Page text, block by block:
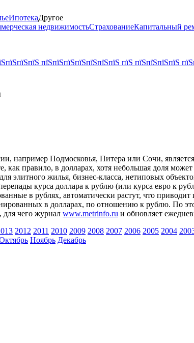
ИпотекаДругое
недвижимостьСтрахованиеКапитальный
пїЅпїЅпїЅпїЅпїЅпїЅпїЅ пїЅ пїЅпїЅпїЅпїЅ
например Подмосковья, Питера или Сочи,
как правило, в долларах, хотя небольшая доля
элитного жилья, бизнес-класса, нетиповых
курса доллара к рублю (или курса евро к
в рублях, автоматически растут, что
в долларах, по отношению к рублю. По
для чего журнал www.metrinfo.ru и обновляет
2012 2011 2010 2009 2008 2007 2006 2005 2004
Ноябрь Декабрь